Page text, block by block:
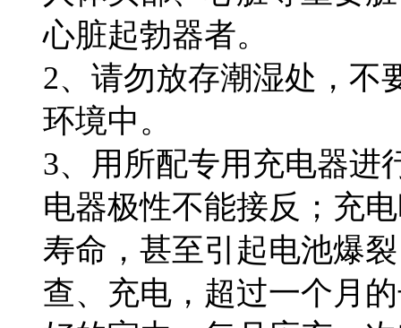
心脏起勃器者。
2、请勿放存潮湿处，不
环境中。
3、用所配专用充电器进
电器极性不能接反；充
寿命，甚至引起电池爆
查、充电，超过一个月